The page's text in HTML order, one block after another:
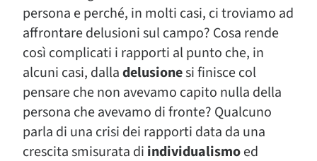
persona e perché, in molti casi, ci troviamo ad
affrontare delusioni sul campo? Cosa rende
così complicati i rapporti al punto che, in
alcuni casi, dalladelusionesi finisce col
pensare che non avevamo capito nulla della
persona che avevamo di fronte? Qualcuno
parla di una crisi dei rapporti data da una
crescita smisurata di individualismoed